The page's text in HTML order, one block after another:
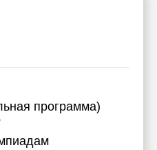
программа)